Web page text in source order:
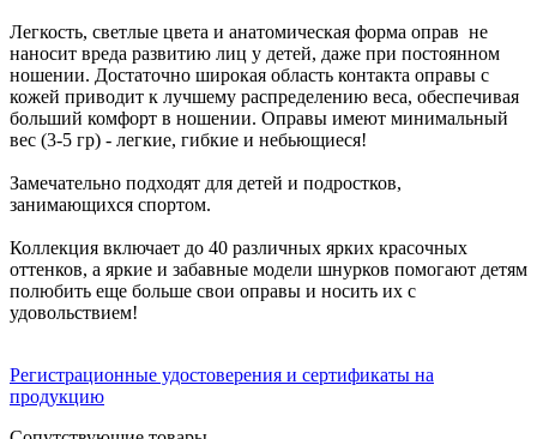
Легкость, светлые цвета и анатомическая форма оправ не
наносит вреда развитию лиц у детей, даже при постоянном
ношении. Достаточно широкая область контакта оправы с
кожей приводит к лучшему распределению веса, обеспечивая
больший комфорт в ношении. Оправы имеют минимальный
вес (3-5 гр) - легкие, гибкие и небьющиеся!
Замечательно подходят для детей и подростков,
занимающихся спортом.
Коллекция включает до 40 различных ярких красочных
оттенков, а яркие и забавные модели шнурков помогают детям
полюбить еще больше свои оправы и носить их с
удовольствием!
Регистрационные удостоверения и сертификаты на
продукцию